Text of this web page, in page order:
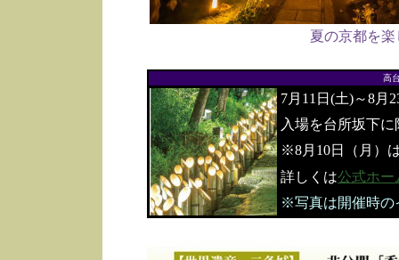
夏の京都を
高
7月11日(土)～8月
入場を台所坂下
※8月10日（月）
詳しくは公式ホー
※写真は開催時の